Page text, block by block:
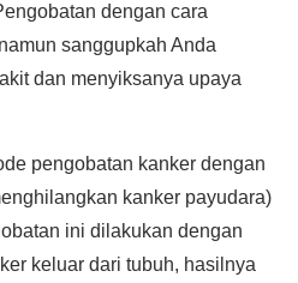
dengan cara
sanggupkah Anda
dan menyiksanya upaya
pengobatan kanker dengan
kanker payudara)
ini dilakukan dengan
keluar dari tubuh, hasilnya